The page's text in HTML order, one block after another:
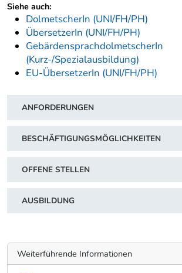
Siehe auch:
DolmetscherIn (UNI/FH/PH)
ÜbersetzerIn (UNI/FH/PH)
GebärdensprachdolmetscherIn
(Kurz-/Spezialausbildung)
EU-ÜbersetzerIn (UNI/FH/PH)
ANFORDERUNGEN
BESCHÄFTIGUNGSMÖGLICHKEITEN
OFFENE STELLEN
AUSBILDUNG
Weiterführende Informationen